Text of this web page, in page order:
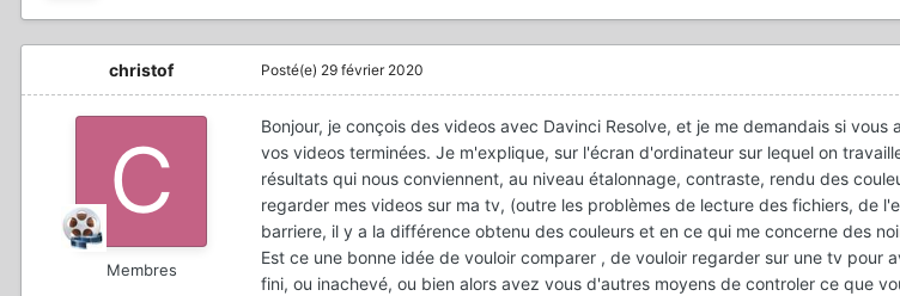
christof
Membres
Posté(e) 29 février 2020
Bonjour, je conçois des videos avec Davinci Resolve, et je me demandais si
vos videos terminées. Je m'explique, sur l'écran d'ordinateur sur lequel on
résultats qui nous conviennent, au niveau étalonnage, contraste, rendu des
regarder mes videos sur ma tv, (outre les problèmes de lecture des fichiers, de
barriere, il y a la différence obtenu des couleurs et en ce qui me concerne des
Est ce une bonne idée de vouloir comparer , de vouloir regarder sur une tv pour
fini, ou inachevé, ou bien alors avez vous d'autres moyens de controler ce que